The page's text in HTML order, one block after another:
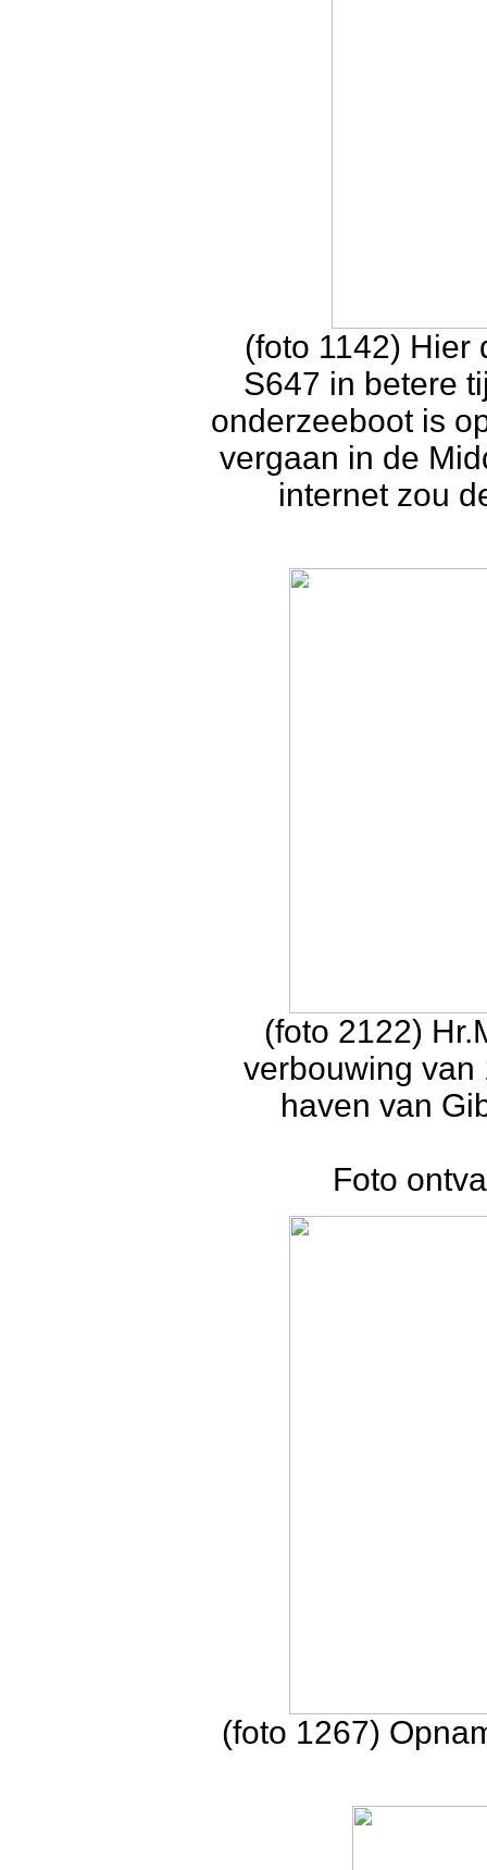
(foto 1142) Hier
S647 in betere
onderzeeboot is
vergaan in de
internet zou
(foto 2122)
verbouwing van
haven van
Foto
(foto 1267)